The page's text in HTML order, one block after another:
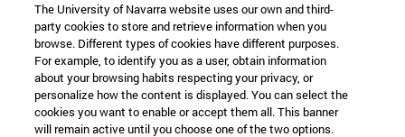
The University of Navarra website uses our own and third-
party cookies to store and retrieve information when you
browse. Different types of cookies have different purposes.
For example, to identify you as a user, obtain information
about your browsing habits respecting your privacy, or
personalize how the content is displayed. You can select the
cookies you want to enable or accept them all. This banner
will remain active until you choose one of the two options.